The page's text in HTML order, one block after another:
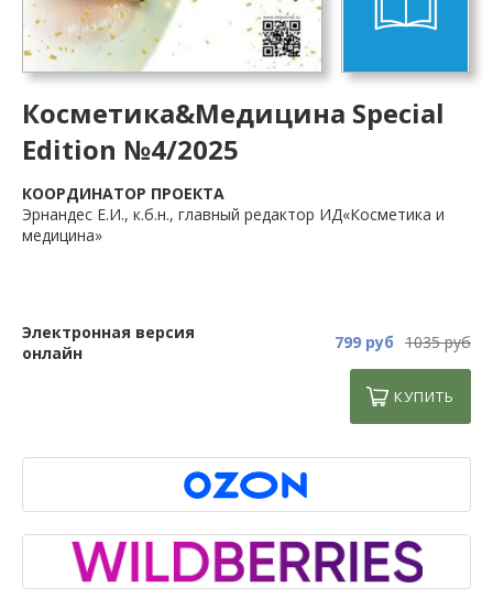
Косметика&Медицина Special
Edition №4/2025
КООРДИНАТОР ПРОЕКТА
Эрнандес Е.И., к.б.н., главный редактор ИД«Косметика и
медицина»
Электронная версия
онлайн
799 руб 1035 руб
КУПИТЬ